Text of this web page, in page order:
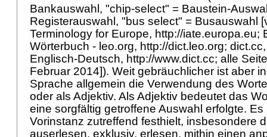
Bankauswahl, "chip-select" = Baustein-
Registerauswahl, "bus select" = Busauswahl
Terminology for Europe, http://iate.europa.eu;
Wörterbuch - leo.org, http://dict.leo.org;
Englisch-Deutsch, http://www.dict.cc; alle
Februar 2014]). Weit gebräuchlicher ist aber
Sprache allgemein die Verwendung des
oder als Adjektiv. Als Adjektiv bedeutet das
eine sorgfältig getroffene Auswahl erfolgte.
Vorinstanz zutreffend festhielt, insbesondere
auserlesen, exklusiv, erlesen, mithin einen